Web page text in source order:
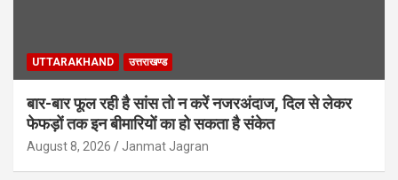
UTTARAKHAND उत्तराखण्ड
बार-बार फूल रही है सांस तो न करें नजरअंदाज, दिल से लेकर
फेफड़ों तक इन बीमारियों का हो सकता है संकेत
August 8, 2026 Janmat Jagran